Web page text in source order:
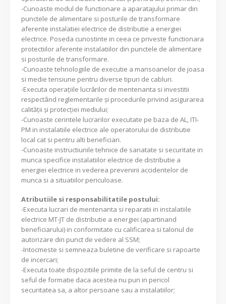
-Cunoaste modul de functionare a aparatajului primar din
punctele de alimentare si posturile de transformare
aferente instalatiei electrice de distributie a energiei
electrice. Poseda cunostinte in ceea ce priveste functionara
protectiilor aferente instalatiilor din punctele de alimentare
si posturile de transformare.
-Cunoaste tehnologiile de executie a mansoanelor de joasa
si medie tensiune pentru diverse tipuri de cabluri.
-Executa operaţiile lucrǎrilor de mentenanta si investitii
respectând reglementarile şi procedurile privind asigurarea
calităţii şi protecţiei mediului;
-Cunoaste cerintele lucrarilor executate pe baza de AL, ITI-
PM in instalatiile electrice ale operatorului de distributie
local cat si pentru alti beneficiari.
-Cunoaste instructiunile tehnice de sanatate si securitate in
munca specifice instalatiilor electrice de distributie a
energiei electrice in vederea prevenirii accidentelor de
munca si a situatiilor periculoase.
Atributiile si responsabilitatile postului:
-Executa lucrari de mentenanta si reparatii in instalatiile
electrice MT-JT de distributie a energiei (apartinand
beneficiarului) in conformitate cu calificarea si talonul de
autorizare din punct de vedere al SSM;
-Intocmeste si semneaza buletine de verificare si rapoarte
de incercari;
-Executa toate dispozitiile primite de la seful de centru si
seful de formatie daca acestea nu pun in pericol
securitatea sa, a altor persoane sau a instalatiilor;